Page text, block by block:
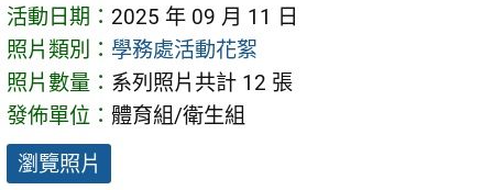
活動日期： 2025 年 09 月 11 日
照片類別： 學務處活動花絮
照片數量： 系列照片共計 12 張
發佈單位： 體育組/衛生組
瀏覽照片